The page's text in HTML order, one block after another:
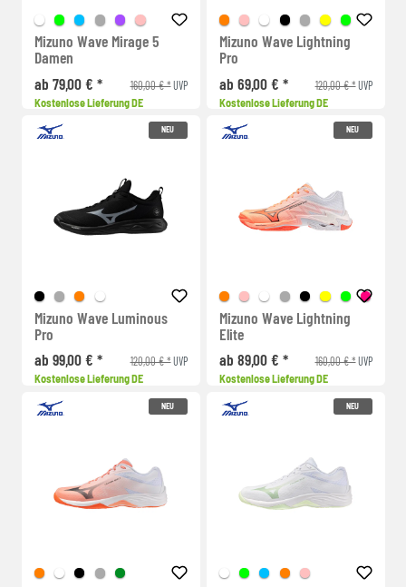
Mizuno Wave Mirage 5
Damen
ab 79,00 € *
160,00 € *UVP
Kostenlose Lieferung DE
Mizuno Wave Lightning
Pro
ab 69,00 € *
120,00 € *UVP
Kostenlose Lieferung DE
NEU
Mizuno Wave Luminous
Pro
ab 99,00 € *
120,00 € *UVP
Kostenlose Lieferung DE
NEU
Mizuno Wave Lightning
Elite
ab 89,00 € *
160,00 € *UVP
Kostenlose Lieferung DE
NEU NEU